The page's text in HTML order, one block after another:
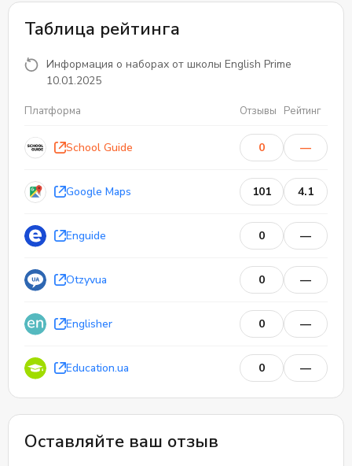
Таблица рейтинга
Информация о наборах от школы English Prime
10.01.2025
Платформа Отзывы Рейтинг
School Guide 0 —
Google Maps 101 4.1
Enguide 0 —
Otzyvua 0 —
Englisher 0 —
Education.ua 0 —
Оставляйте ваш отзыв